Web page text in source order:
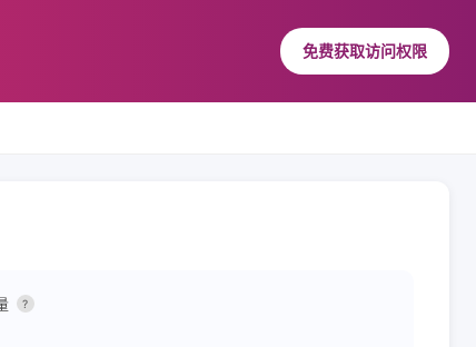
免费获取访问权限
?